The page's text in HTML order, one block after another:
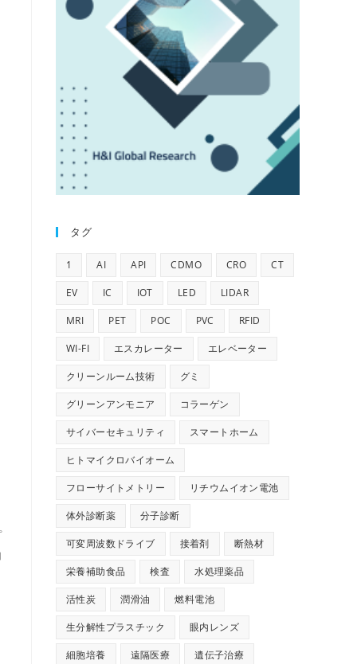
タグ
1 AI API CDMO CRO CT
EV IC IOT LED LIDAR
MRI PET POC PVC RFID
WI-FI エスカレーター エレベーター
クリーンルーム技術 グミ
グリーンアンモニア コラーゲン
サイバーセキュリティ スマートホーム
ヒトマイクロバイオーム
フローサイトメトリー リチウムイオン電池
体外診断薬 分子診断
可変周波数ドライブ 接着剤 断熱材
栄養補助食品 検査 水処理薬品
活性炭 潤滑油 燃料電池
生分解性プラスチック 眼内レンズ
細胞培養 遠隔医療 遺伝子治療